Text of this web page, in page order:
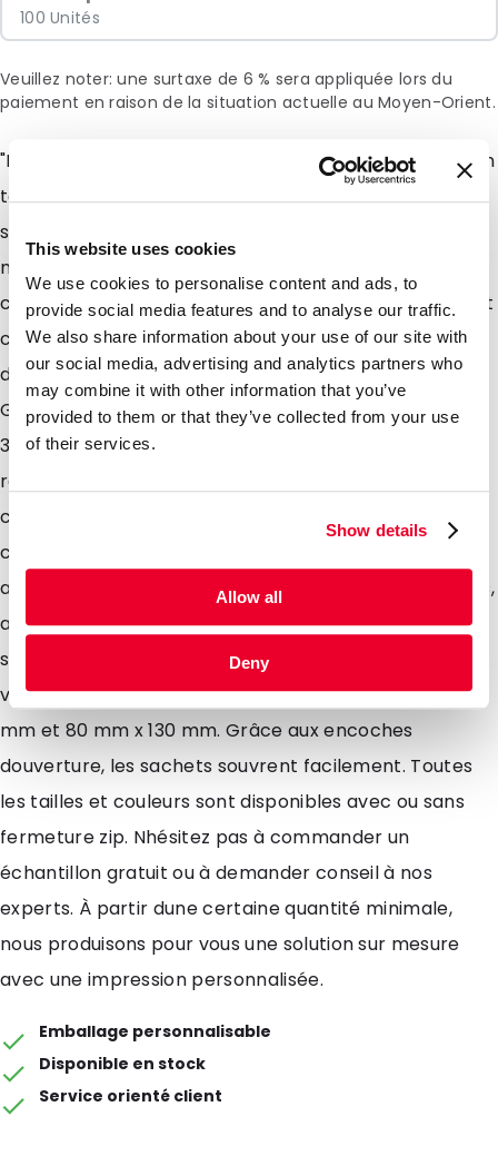
This website uses cookies
We use cookies to personalise content and ads, to
provide social media features and to analyse our traffic.
We also share information about your use of our site with
our social media, advertising and analytics partners who
may combine it with other information that you’ve
provided to them or that they’ve collected from your use
of their services.
Show details
Allow all
Deny
100 Unités
Veuillez noter: une surtaxe de 6 % sera appliquée lors du
paiement en raison de la situation actuelle au Moyen-Orient.
"Besoin dun emballage à la fois durable et excellent en
terme de conservation? Nos nouveaux sachets plats
sont le choix idéal pour des produits alimentaires et
non alimentaires . Disponibles en stock dans des
couleurs fraîches et tendances comme le rose, le vert
clair, le gris clair et le blanc. Tous les sachets sont
disponibles dans une finition mate dès 100 unités!
Grâce à la composition de leur matériau, ces sachets
3 soudures sont entièrement recyclables (code de
recyclage 4) et offrent une excellente barrière
contre les gaz, les vapeurs et les arômes. Ils
conviennent parfaitement aux poudres et aux
aliments pour sportifs, aux compléments alimentaires,
aux graines, aux pilules, aux produits cosmétiques. Ils
sont également parfaits pour lenvoi déchantillons à
vos clients. Deux tailles sont disponibles : 70 mm x 110
mm et 80 mm x 130 mm. Grâce aux encoches
douverture, les sachets souvrent facilement. Toutes
les tailles et couleurs sont disponibles avec ou sans
fermeture zip. Nhésitez pas à commander un
échantillon gratuit ou à demander conseil à nos
experts. À partir dune certaine quantité minimale,
nous produisons pour vous une solution sur mesure
avec une impression personnalisée.
Emballage personnalisable
Disponible en stock
Service orienté client